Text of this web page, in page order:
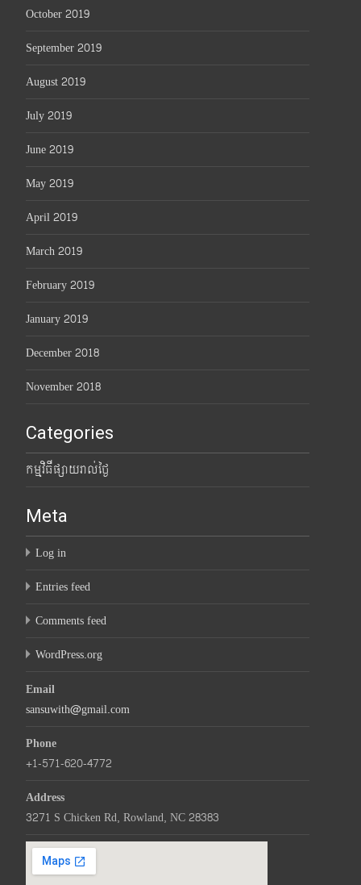
October 2019
September 2019
August 2019
July 2019
June 2019
May 2019
April 2019
March 2019
February 2019
January 2019
December 2018
November 2018
Categories
កម្មវិធីផ្សាយរាល់ថ្ងៃ
Meta
Log in
Entries feed
Comments feed
WordPress.org
Email
sansuwith@gmail.com
Phone
+1-571-620-4772
Address
3271 S Chicken Rd, Rowland, NC 28383